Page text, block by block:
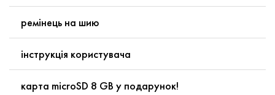
ремінець на шию
інструкція користувача
карта microSD 8 GB у подарунок!